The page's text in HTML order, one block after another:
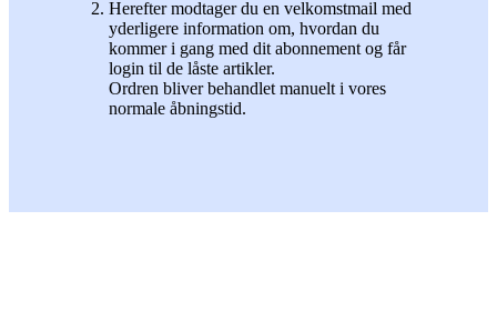
Herefter modtager du en velkomstmail med
yderligere information om, hvordan du
kommer i gang med dit abonnement og får
login til de låste artikler.
Ordren bliver behandlet manuelt i vores
normale åbningstid.